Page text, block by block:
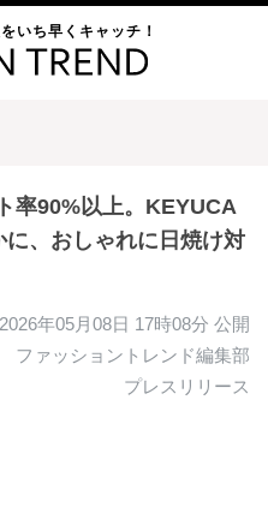
いち早くキャッチ！
率90%以上。KEYUCA
、おしゃれに日焼け対
2026年05月08日 17時08分 公開
ファッショントレンド編集部
プレスリリース